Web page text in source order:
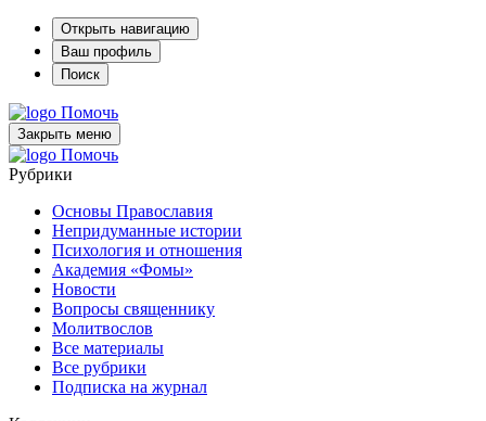
Открыть навигацию
Ваш профиль
Поиск
Помочь
Закрыть меню
Помочь
Рубрики
Основы Православия
Непридуманные истории
Психология и отношения
Академия «Фомы»
Новости
Вопросы священнику
Молитвослов
Все материалы
Все рубрики
Подписка на журнал